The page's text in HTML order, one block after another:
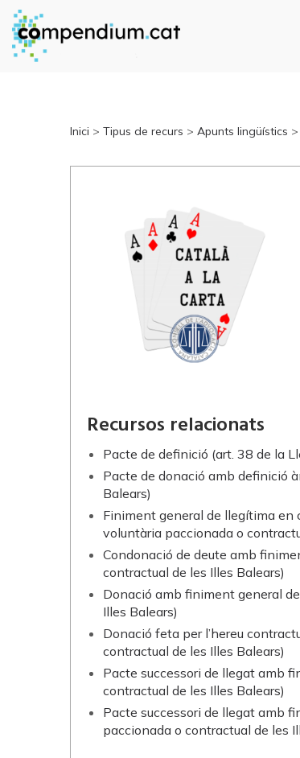
Inici > Tipus de recurs > Apunts lingüístics >
Recursos relacionats
Pacte de definició (art. 38 de la
Pacte de donació amb definició
Balears)
Finiment general de llegítima en
voluntària paccionada o
Condonació de deute amb
contractual de les Illes Balears)
Donació amb finiment general
Illes Balears)
Donació feta per l’hereu
contractual de les Illes Balears)
Pacte successori de llegat amb
contractual de les Illes Balears)
Pacte successori de llegat amb
paccionada o contractual de les